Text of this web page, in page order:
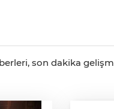
son dakika